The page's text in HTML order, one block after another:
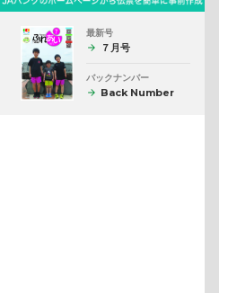
最新号
７月号
バックナンバー
Back Number